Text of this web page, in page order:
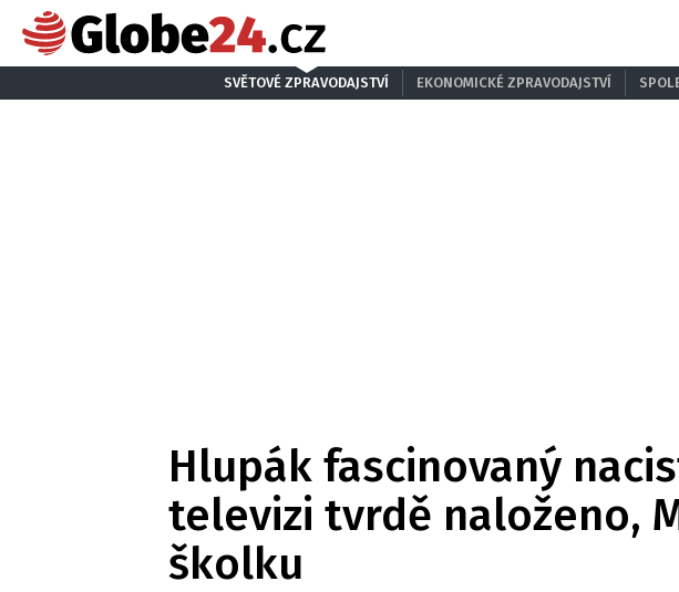
SVĚTOVÉ ZPRAVODAJSTVÍ EKONOMICKÉ ZPRAVODAJSTVÍ
Hlupák fascinovaný
televizi tvrdě naloženo,
školku